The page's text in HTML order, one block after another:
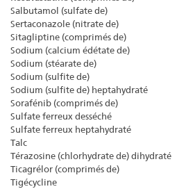
Salbutamol (sulfate de)
Sertaconazole (nitrate de)
Sitagliptine (comprimés de)
Sodium (calcium édétate de)
Sodium (stéarate de)
Sodium (sulfite de)
Sodium (sulfite de) heptahydraté
Sorafénib (comprimés de)
Sulfate ferreux desséché
Sulfate ferreux heptahydraté
Talc
Térazosine (chlorhydrate de) dihydraté
Ticagrélor (comprimés de)
Tigécycline